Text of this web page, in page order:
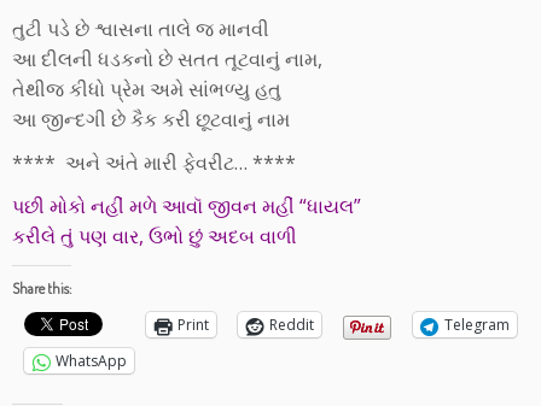
તુટી પડે છે શ્વાસના તાલે જ માનવી
આ દીલની ધડકનો છે સતત તૂટવાનું નામ,
તેથીજ કીધો પ્રેમ અમે સાંભળ્યુ હતુ
આ જીન્દગી છે કૈક કરી છૂટવાનું નામ
**** અને અંતે મારી ફેવરીટ… ****
પછી મોકો નહીં મળે આવૉ જીવન મહીં “ધાયલ”
કરીલે તું પણ વાર, ઉભો છું અદબ વાળી
Share this:
Print Reddit
Telegram
WhatsApp